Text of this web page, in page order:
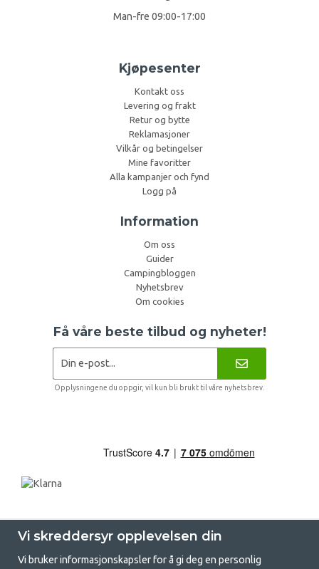
Man-fre 09:00-17:00
Kjøpesenter
Kontakt oss
Levering og frakt
Retur og bytte
Reklamasjoner
Vilkår og betingelser
Mine favoritter
Alla kampanjer och fynd
Logg på
Information
Om oss
Guider
Campingbloggen
Nyhetsbrev
Om cookies
Få våre beste tilbud og nyheter!
Opplysningene du oppgir, vil kun bli brukt til våre nyhetsbrev.
Vi skreddersyr opplevelsen din
Vi bruker informasjonskapsler for å gi deg en personlig